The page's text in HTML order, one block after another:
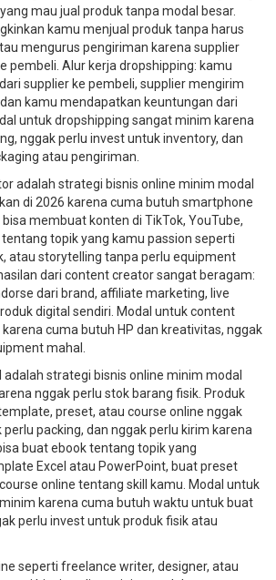
mau jual produk tanpa modal besar.
kamu menjual produk tanpa harus
mengurus pengiriman karena supplier
pembeli. Alur kerja dropshipping: kamu
supplier ke pembeli, supplier mengirim
kamu mendapatkan keuntungan dari
untuk dropshipping sangat minim karena
nggak perlu invest untuk inventory, dan
atau pengiriman.
adalah strategi bisnis online minim modal
di 2026 karena cuma butuh smartphone
membuat konten di TikTok, YouTube,
topik yang kamu passion seperti
atau storytelling tanpa perlu equipment
dari content creator sangat beragam:
dari brand, affiliate marketing, live
digital sendiri. Modal untuk content
cuma butuh HP dan kreativitas, nggak
mahal.
adalah strategi bisnis online minim modal
nggak perlu stok barang fisik. Produk
preset, atau course online nggak
packing, dan nggak perlu kirim karena
buat ebook tentang topik yang
Excel atau PowerPoint, buat preset
online tentang skill kamu. Modal untuk
karena cuma butuh waktu untuk buat
perlu invest untuk produk fisik atau
seperti freelance writer, designer, atau